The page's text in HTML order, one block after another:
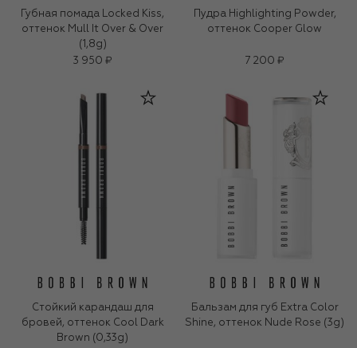
Губная помада Locked Kiss,
оттенок Mull It Over & Over
(1,8g)
3 950 ₽
Пудра Highlighting Powder,
оттенок Cooper Glow
7 200 ₽
Стойкий карандаш для
бровей, оттенок Cool Dark
Brown (0,33g)
Бальзам для губ Extra Color
Shine, оттенок Nude Rose (3g)